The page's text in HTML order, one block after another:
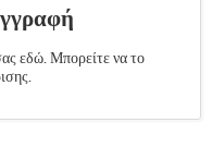
εδώ. Μπορείτε να το